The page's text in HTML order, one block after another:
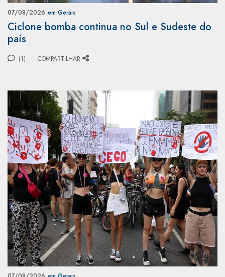
07/08/2026 em Gerais
Ciclone bomba continua no Sul e Sudeste do
país
(1) COMPARTILHAR